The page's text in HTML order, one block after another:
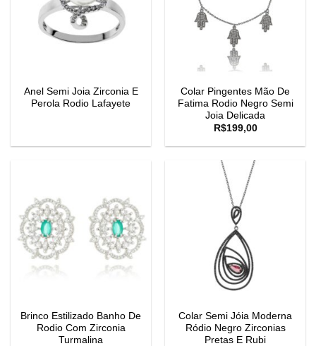
Anel Semi Joia Zirconia E
Perola Rodio Lafayete
Colar Pingentes Mão De
Fatima Rodio Negro Semi
Joia Delicada
R$199,00
Brinco Estilizado Banho De
Rodio Com Zirconia
Turmalina
Colar Semi Jóia Moderna
Ródio Negro Zirconias
Pretas E Rubi